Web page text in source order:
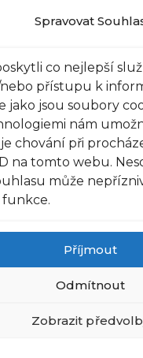
Spravovat
co nejlepší
přístupu k
jako jsou soubory
nám
chování při
na tomto webu.
může
funkce.
Příjmout
Odmítnout
Zobrazit
,Zámečnik Praha
Autozámečnická
příjezd do 13
Dveře v Praze
722 135 007 ☎️
komentář